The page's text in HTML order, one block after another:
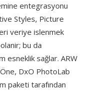
entegrasyonu
Styles, Picture
veriye islenmek
bu da
esneklik sağlar. ARW
DxO PhotoLab
paketi tarafından